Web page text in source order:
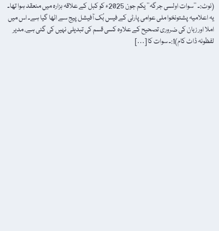
(نوٹ:۔ ’’سوات اولسی جرگہ‘‘ یکم جون 2025ء کو کبل کے علاقہ ہزارہ میں منعقد ہوا تھا۔
یہ اعلامیہ پشتونخوا ملی عوامی پارٹی کے فیس بُک آفیشل پیج سے اٹھا گیا ہے۔ اس میں
املا اور زبان کی ضروری تصحیح کے علاوہ کسی قسم کی تبدیلی نہیں کی گئی ہے، مدیر
لفظونہ ڈاٹ کام)1:۔ سوات کا […]